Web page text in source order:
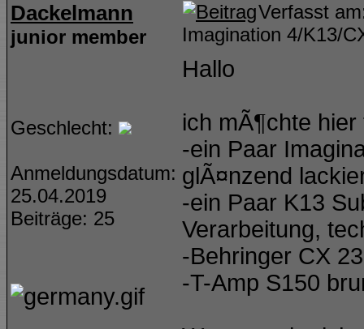
Dackelmann
junior member
Geschlecht:
Anmeldungsdatum:
25.04.2019
Beiträge: 25
Verfasst
Imagination 4/K13/
Hallo
ich mÃ¶chte
-ein Paar
glÃ¤nzend
-ein Paar K13
Verarbeitung,
-Behringer CX
-T-Amp S150